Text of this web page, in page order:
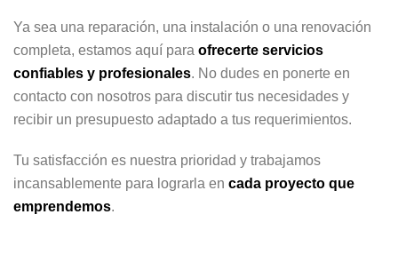
Ya sea una reparación, una instalación o una renovación
completa, estamos aquí para ofrecerte servicios
confiables y profesionales. No dudes en ponerte en
contacto con nosotros para discutir tus necesidades y
recibir un presupuesto adaptado a tus requerimientos.
Tu satisfacción es nuestra prioridad y trabajamos
incansablemente para lograrla en cada proyecto que
emprendemos.